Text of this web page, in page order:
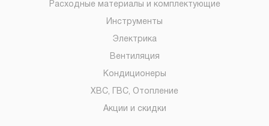
Расходные материалы и комплектующие
Инструменты
Электрика
Вентиляция
Кондиционеры
ХВС, ГВС, Отопление
Акции и скидки